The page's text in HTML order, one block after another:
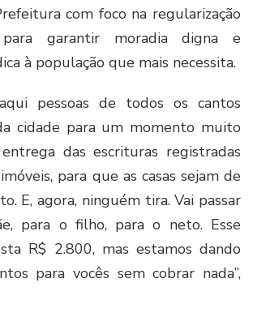
com foco na regularização
garantir moradia digna e
à população que mais necessita.
pessoas de todos os cantos
cidade para um momento muito
das escrituras registradas
para que as casas sejam de
E, agora, ninguém tira. Vai passar
para o filho, para o neto. Esse
R$ 2.800, mas estamos dando
para vocês sem cobrar nada”,